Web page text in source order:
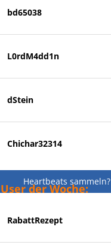
bd65038
L0rdM4dd1n
dStein
Chichar32314
Heartbeats sammeln?
der Woche:
RabattRezept